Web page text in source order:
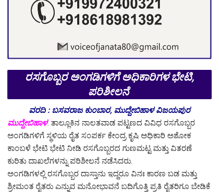
ರಸಗೊಬ್ಬರ ಅಂಗಡಿಗಳಿಗೆ ಅಧಿಕಾರಿಗಳ ಭೇಟಿ,
ಪರಿಶೀಲನೆ
ವರದಿ : ಬಸವರಾಜ ಕುಂಬಾರ, ಮುದ್ದೇಬಿಹಾಳ ವಿಜಯಪುರ
ಮುದ್ದೇಬಿಹಾಳ: ತಾಲ್ಲೂಕಿನ ನಾಲತವಾಡ ಪಟ್ಟಣದ ವಿವಿಧ ರಸಗೊಬ್ಬರ
ಅಂಗಡಿಗಳಿಗೆ ಸ್ಥಳಿಯ ರೈತ ಸಂಪರ್ಕ ಕೇಂದ್ರ ಕೃಷಿ ಅಧಿಕಾರಿ ಅಶೋಕ
ಕಾಂಬಳೆ ಭೇಟಿ ಭೇಟಿ ನೀಡಿ ರಸಗೊಬ್ಬರದ ಗುಣಮಟ್ಟ ಮತ್ತು ವಿತರಣೆ
ಕುರಿತು ದಾಖಲೆಗಳನ್ನು ಪರಿಶೀಲನೆ ನಡೆಸಿದರು.
ಅಂಗಡಿಗಳಲ್ಲಿ ರಸಗೊಬ್ಬರ ದಾಸ್ತಾನು ಇದ್ದರೂ ವಿನಃ ಕಾರಣ ಬಡ ಮತ್ತು
ಶ್ರೀಮಂತ ರೈತರು ಎನ್ನುವ ಮನೋಭಾವನೆ ಬದಿಗೊತ್ತಿ ಪ್ರತಿ ರೈತರಿಗೂ ಬೇಡಿಕೆ